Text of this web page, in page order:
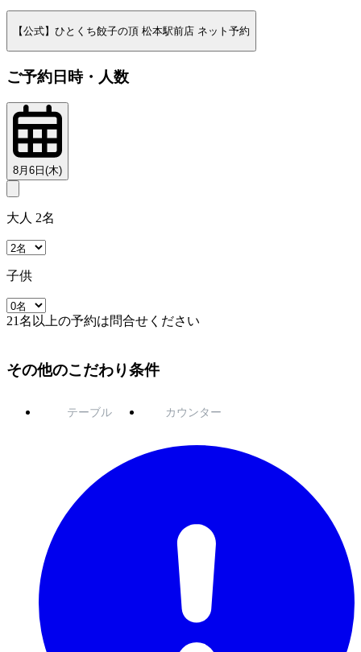
【公式】ひとくち餃子の頂 松本駅前店 ネット予約
ご予約日時・人数
8月6日(木)
大人 2名
子供
21名以上の予約は問合せください
その他のこだわり条件
テーブル カウンター